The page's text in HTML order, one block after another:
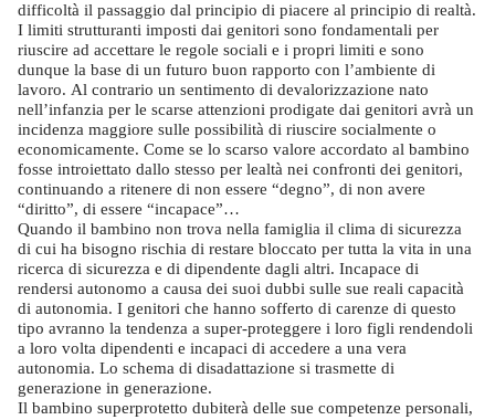
difficoltà il passaggio dal principio di piacere al principio di realtà.
I limiti strutturanti imposti dai genitori sono fondamentali per
riuscire ad accettare le regole sociali e i propri limiti e sono
dunque la base di un futuro buon rapporto con l’ambiente di
lavoro. Al contrario un sentimento di devalorizzazione nato
nell’infanzia per le scarse attenzioni prodigate dai genitori avrà un
incidenza maggiore sulle possibilità di riuscire socialmente o
economicamente. Come se lo scarso valore accordato al bambino
fosse introiettato dallo stesso per lealtà nei confronti dei genitori,
continuando a ritenere di non essere “degno”, di non avere
“diritto”, di essere “incapace”…
Quando il bambino non trova nella famiglia il clima di sicurezza
di cui ha bisogno rischia di restare bloccato per tutta la vita in una
ricerca di sicurezza e di dipendente dagli altri. Incapace di
rendersi autonomo a causa dei suoi dubbi sulle sue reali capacità
di autonomia. I genitori che hanno sofferto di carenze di questo
tipo avranno la tendenza a super-proteggere i loro figli rendendoli
a loro volta dipendenti e incapaci di accedere a una vera
autonomia. Lo schema di disadattazione si trasmette di
generazione in generazione.
Il bambino superprotetto dubiterà delle sue competenze personali,